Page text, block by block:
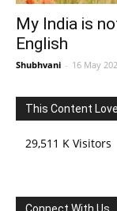
My India is
English
Shubhvani - 16 May
This Content
29,511 K Visitors
Connect With Us